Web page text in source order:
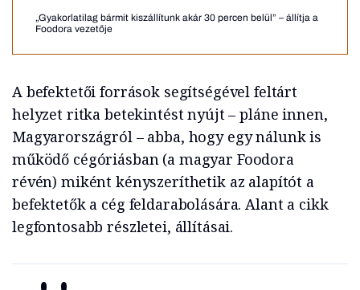
„Gyakorlatilag bármit kiszállítunk akár 30 percen belül” – állítja a
Foodora vezetője
A befektetői források segítségével feltárt
helyzet ritka betekintést nyújt – pláne innen,
Magyarországról – abba, hogy egy nálunk is
működő cégóriásban (a magyar Foodora
révén) miként kényszeríthetik az alapítót a
befektetők a cég feldarabolására. Alant a cikk
legfontosabb részletei, állításai.